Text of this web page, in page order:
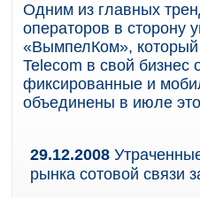
Одним из главных
операторов в сторону
«ВымпелКом», который
Telecom в свой бизнес
фиксированные и
объединены в июле
29.12.2008
рынка сотовой связи